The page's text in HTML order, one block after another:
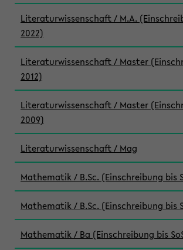
Literaturwissenschaft / M.A.
2022)
Literaturwissenschaft / Master
2012)
Literaturwissenschaft / Master
2009)
Literaturwissenschaft / Mag
Mathematik / B.Sc. (Einschreibung bis
Mathematik / B.Sc. (Einschreibung bis
Mathematik / Ba (Einschreibung bis